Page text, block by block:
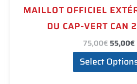
MAILLOT OFFICIEL
DU CAP-VERT CAN
75,00€ 55,00€
Select